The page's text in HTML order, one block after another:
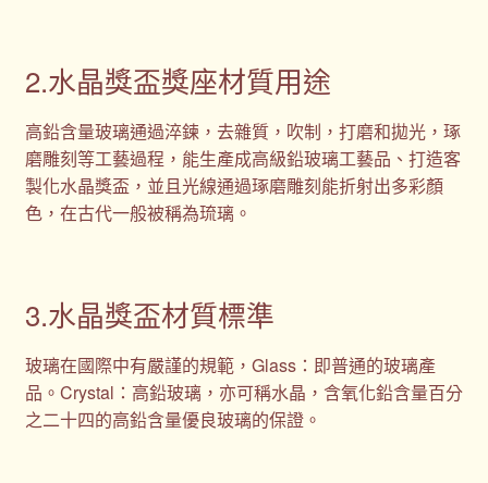
2.水晶獎盃獎座材質用途
高鉛含量玻璃通過淬鍊，去雜質，吹制，打磨和拋光，琢
磨雕刻等工藝過程，能生產成高級鉛玻璃工藝品、打造客
製化水晶獎盃，並且光線通過琢磨雕刻能折射出多彩顏
色，在古代一般被稱為琉璃。
3.水晶獎盃材質標準
玻璃在國際中有嚴謹的規範，Glass：即普通的玻璃產
品。Crystal：高鉛玻璃，亦可稱水晶，含氧化鉛含量百分
之二十四的高鉛含量優良玻璃的保證。